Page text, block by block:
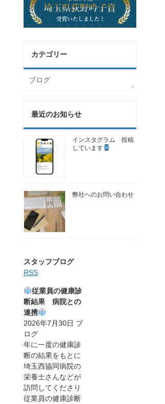
カテゴリー
ブログ
最近のお知らせ
インスタグラム 投稿
しています
弊社へのお問い合わせ
スタッフブログ
RSS
従業員の健康診
断結果 病院との
連携
2026年7月30日 ブ
ログ
年に一度の健康診
断の結果をもとに
埼玉西協同病院の
栄養士さんなどが
訪問してくださり
従業員の健康診断